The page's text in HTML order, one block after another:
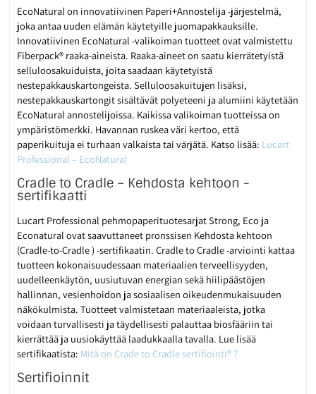
EcoNatural on innovatiivinen Paperi+Annostelija -järjestelmä,
joka antaa uuden elämän käytetyille juomapakkauksille.
Innovatiivinen EcoNatural -valikoiman tuotteet ovat valmistettu
Fiberpack® raaka-aineista. Raaka-aineet on saatu kierrätetyistä
selluloosakuiduista, joita saadaan käytetyistä
nestepakkauskartongeista. Selluloosakuitujen lisäksi,
nestepakkauskartongit sisältävät polyeteeni ja alumiini käytetään
EcoNatural annostelijoissa. Kaikissa valikoiman tuotteissa on
ympäristömerkki. Havannan ruskea väri kertoo, että
paperikuituja ei turhaan valkaista tai värjätä. Katso lisää: Lucart
Professional – EcoNatural
Cradle to Cradle – Kehdosta kehtoon -
sertifikaatti
Lucart Professional pehmopaperituotesarjat Strong, Eco ja
Econatural ovat saavuttaneet pronssisen Kehdosta kehtoon
(Cradle-to-Cradle ) -sertifikaatin. Cradle to Cradle -arviointi kattaa
tuotteen kokonaisuudessaan materiaalien terveellisyyden,
uudelleenkäytön, uusiutuvan energian sekä hiilipäästöjen
hallinnan, vesienhoidon ja sosiaalisen oikeudenmukaisuuden
näkökulmista. Tuotteet valmistetaan materiaaleista, jotka
voidaan turvallisesti ja täydellisesti palauttaa biosfääriin tai
kierrättää ja uusiokäyttää laadukkaalla tavalla. Lue lisää
sertifikaatista: Mitä on Crade to Cradle sertifiointi® ?
Sertifioinnit